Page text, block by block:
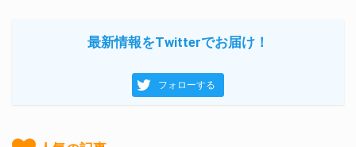
最新情報をTwitterでお届け！
フォローする